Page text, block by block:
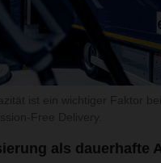
als dauerhafte